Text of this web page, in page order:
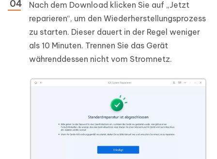
Nach dem Download klicken Sie auf „Jetzt
reparieren“, um den Wiederherstellungsprozess
zu starten. Dieser dauert in der Regel weniger
als 10 Minuten. Trennen Sie das Gerät
währenddessen nicht vom Stromnetz.